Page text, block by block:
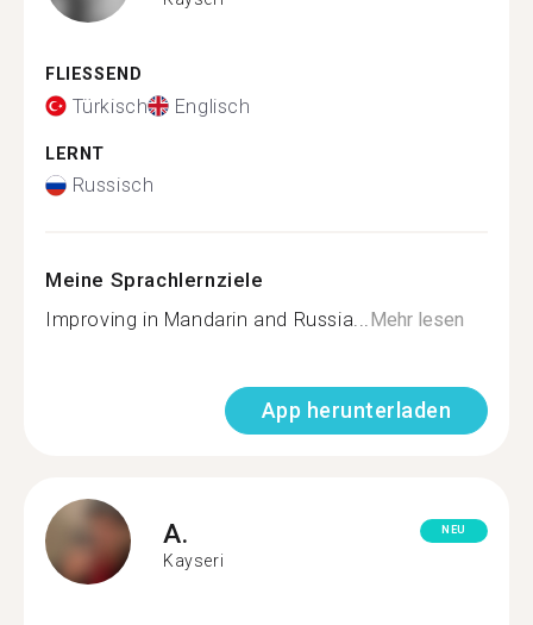
FLIESSEND
Türkisch Englisch
LERNT
Russisch
Meine Sprachlernziele
Improving in Mandarin and Russia...Mehr lesen
App herunterladen
A.
Kayseri
NEU